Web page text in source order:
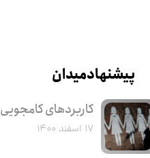
پیشنهاد میدان
کاربرد‌های کامجویی
۱۷ اسفند ۱۴۰۰